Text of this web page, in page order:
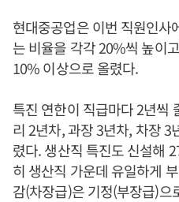
현대중공업은 이번 직원인사
는 비율을 각각 20%씩 높이
10% 이상으로 올렸다.
특진 연한이 직급마다 2년씩
리 2년차, 과장 3년차, 차장 3
렸다. 생산직 특진도 신설해
히 생산직 가운데 유일하게
감(차장급)은 기정(부장급)으